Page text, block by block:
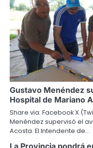
Gustavo Menéndez
Hospital de Mariano
Share via: Facebook X
Menéndez supervisó el
Acosta. El Intendente de…